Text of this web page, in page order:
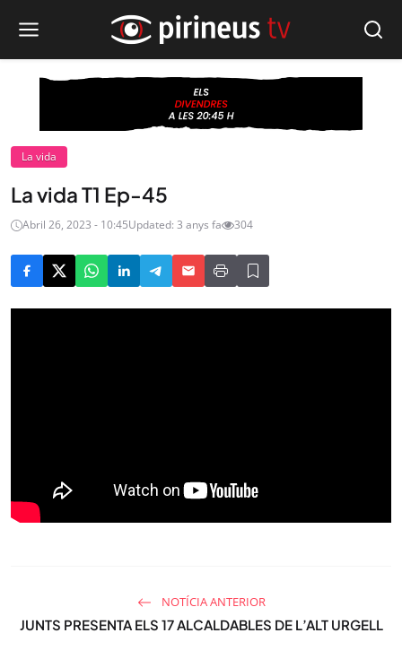
La vida
La vida T1 Ep-45
Abril 26, 2023 - 10:45Updated: 3 anys fa 304
NOTÍCIA ANTERIOR
JUNTS PRESENTA ELS 17 ALCALDABLES DE L’ALT URGELL